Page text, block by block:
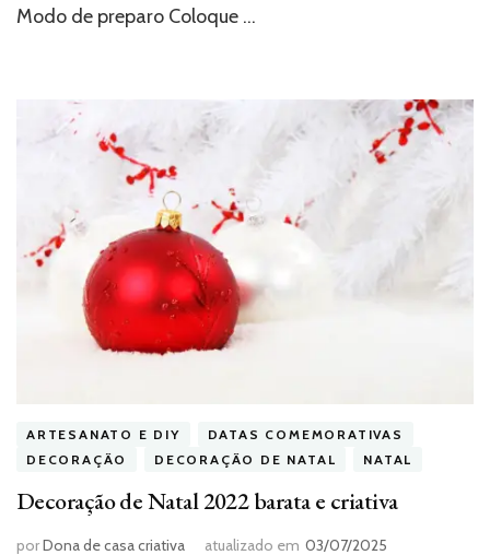
Modo de preparo Coloque …
ARTESANATO E DIY
DATAS COMEMORATIVAS
DECORAÇÃO
DECORAÇÃO DE NATAL NATAL
Decoração de Natal 2022 barata e criativa
porDona de casa criativa atualizado em 03/07/2025